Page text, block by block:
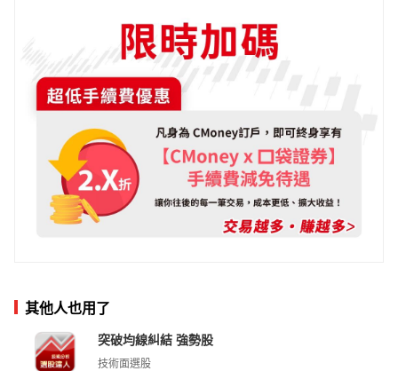
其他人也用了
突破均線糾結 強勢股
技術面選股